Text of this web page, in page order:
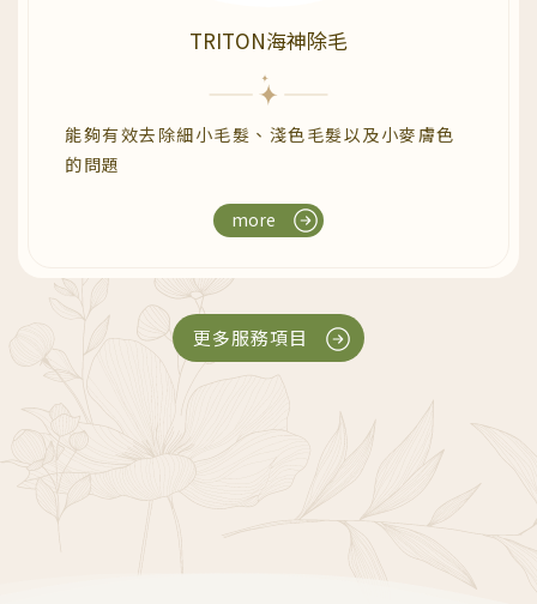
TRITON海神除毛
能夠有效去除細小毛髮、淺色毛髮以及小麥膚色
的問題
more
更多服務項目